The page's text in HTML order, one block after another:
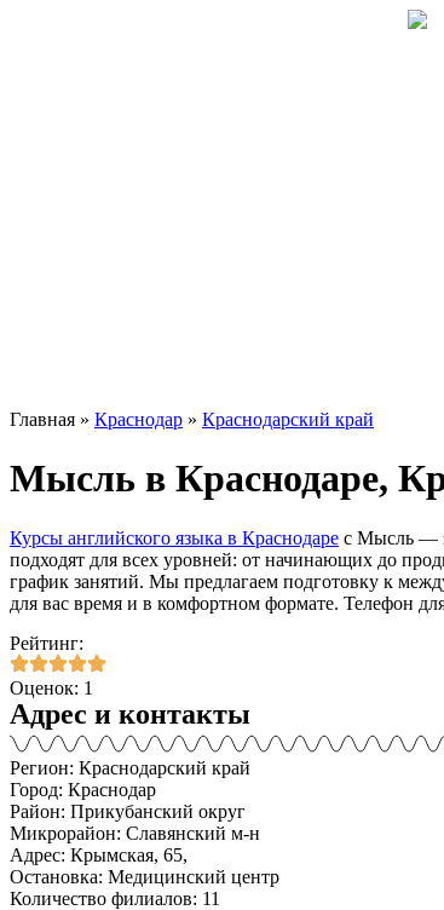
Главная » Краснодар » Краснодарский край
Мысль в Краснодаре,
Курсы английского языка в Краснодаре с Мысль —
подходят для всех уровней: от начинающих до
график занятий. Мы предлагаем подготовку к
для вас время и в комфортном формате. Телефон
Рейтинг:
Оценок: 1
Адрес и контакты
Регион: Краснодарский край
Город: Краснодар
Район: Прикубанский округ
Микрорайон: Славянский м-н
Адрес: Крымская, 65,
Остановка: Медицинский центр
Количество филиалов: 11